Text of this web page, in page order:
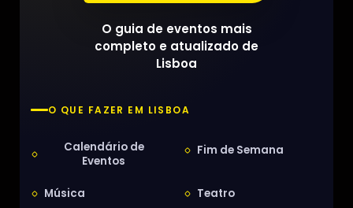
O guia de eventos mais
completo e atualizado de
Lisboa
O QUE FAZER EM LISBOA
Calendário de
Eventos
Fim de Semana
Música Teatro